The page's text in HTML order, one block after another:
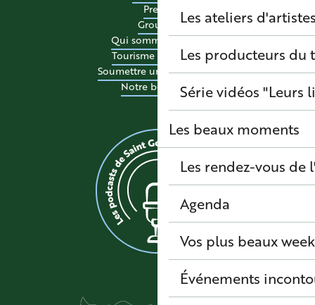
Les ateliers
Les producteurs du
Série vidéos "Leurs
Les beaux moments
Les rendez-vous de
Agenda
Vos plus beaux
Événements
Presse
Groupes
Qui sommes-nous ?
Tourisme accessible
Soumettre un événement
Notre boutique